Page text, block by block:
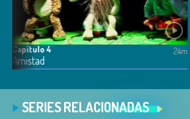
Capítulo 4
Amistad
24m
SERIES RELACIONADAS